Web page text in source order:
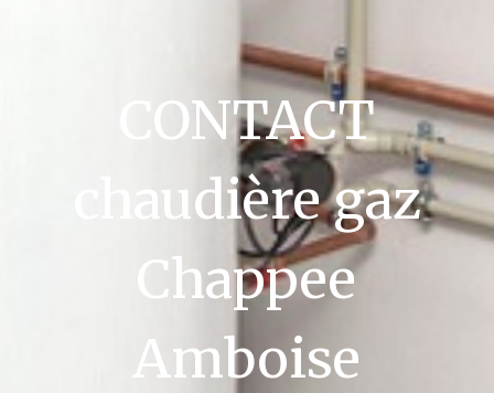
CONTACT
chaudière gaz
Chappee
Amboise